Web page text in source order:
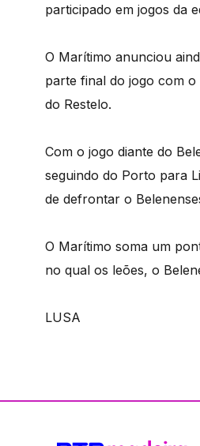
participado em jogos da
O Marítimo anunciou
parte final do jogo com o
do Restelo.
Com o jogo diante do
seguindo do Porto para
de defrontar o
O Marítimo soma um
no qual os leões, o
LUSA